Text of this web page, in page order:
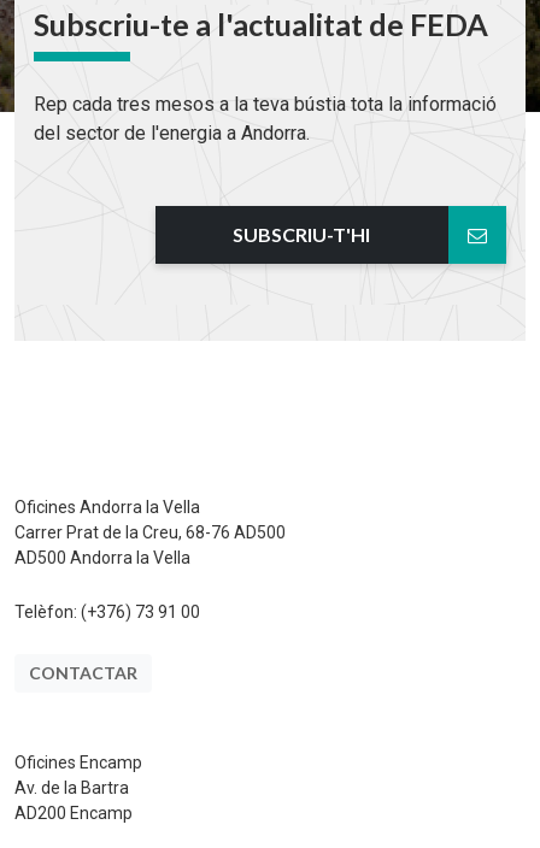
Subscriu-te a l'actualitat de FEDA
Rep cada tres mesos a la teva bústia tota la informació
del sector de l'energia a Andorra.
SUBSCRIU-T'HI
Oficines Andorra la Vella
Carrer Prat de la Creu, 68-76 AD500
AD500 Andorra la Vella
Telèfon: (+376) 73 91 00
CONTACTAR
Oficines Encamp
Av. de la Bartra
AD200 Encamp